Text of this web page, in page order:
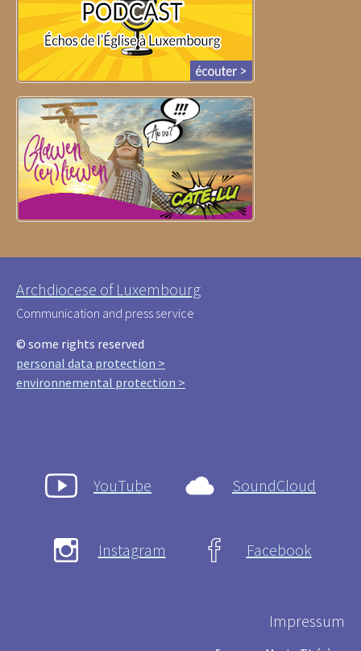
Archdiocese of Luxembourg
Communication and press service
© some rights reserved
personal data protection >
environnemental protection >
YouTube SoundCloud
Instagram Facebook
Impressum